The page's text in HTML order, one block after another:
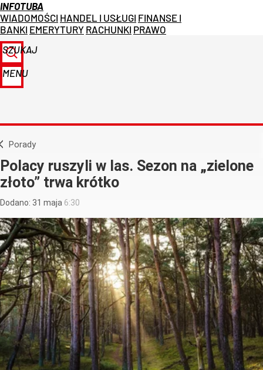
INFOTUBA
WIADOMOŚCI HANDEL I USŁUGI FINANSE I
BANKI EMERYTURY RACHUNKI PRAWO
SZUKAJ
MENU
Porady
Polacy ruszyli w las. Sezon na „zielone
złoto” trwa krótko
Dodano: 31 maja 6:30